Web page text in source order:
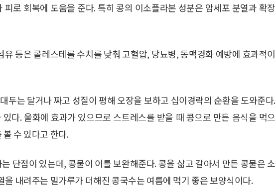
로 회복에 도움을 준다. 특히 콩의 이소플라본 성분은 암세포 분열과 확장
등은 콜레스테롤 수치를 낮춰 고혈압, 당뇨병, 동맥경화 예방에 효과적이
두는 달거나 짜고 성질이 평해 오장을 보하고 십이경락의 순환을 도와준다.
다. 울화에 효과가 있으므로 스트레스를 받을 때 콩으로 만든 음식을 먹으
수 있다고 한다.
단점이 있는데, 콩물이 이를 보완해준다. 콩을 삶고 갈아서 만든 콩물은 소
을 내려주는 밀가루가 더해진 콩국수는 여름에 먹기 좋은 보양식이다.